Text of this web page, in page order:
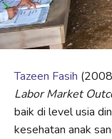
Tazeen Fasih
Labor Market
baik di level usia
kesehatan anak